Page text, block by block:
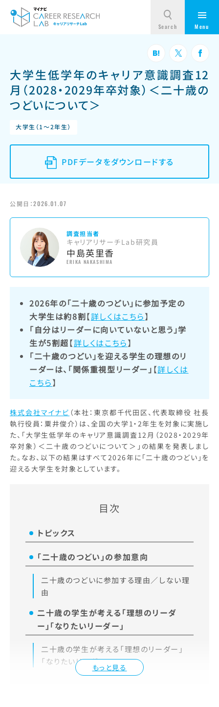
大学生低学年のキャリア意識調査12
月（2028・2029年卒対象）＜二十歳の
つどいについて＞
大学生（1～2年生）
PDFデータをダウンロードする
公開日：2026.01.07
調査担当者
キャリアリサーチLab研究員
中島英里香
ERIKA NAKASHIMA
2026年の「二十歳のつどい」に参加予定の
大学生は約8割【詳しくはこちら】
「自分はリーダーに向いていないと思う」学
生が5割超【詳しくはこちら】
「二十歳のつどい」を迎える学生の理想のリ
ーダーは、「関係重視型リーダー」 【詳しくは
こちら】
株式会社マイナビ （本社：東京都千代田区、代表取締役 社長
執行役員：粟井俊介）は、全国の大学1・2年生を対象に実施し
た、「大学生低学年のキャリア意識調査12月（2028・2029年
卒対象）＜二十歳のつどいについて＞」の結果を発表しまし
た。なお、以下の結果はすべて2026年に「二十歳のつどい」を
迎える大学生を対象としています。
目次
もっと見る
トピックス
「二十歳のつどい」の参加意向
二十歳のつどいに参加する理由／しない理
由
二十歳の学生が考える「理想のリーダ
ー」「なりたいリーダー」
二十歳の学生が考える「理想のリーダー」
「なりたいリーダー」